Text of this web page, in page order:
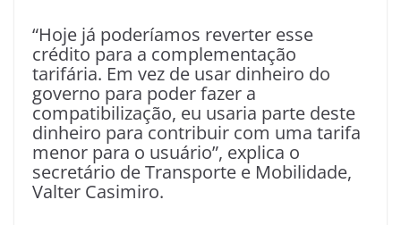
“Hoje já poderíamos reverter esse
crédito para a complementação
tarifária. Em vez de usar dinheiro do
governo para poder fazer a
compatibilização, eu usaria parte deste
dinheiro para contribuir com uma tarifa
menor para o usuário”, explica o
secretário de Transporte e Mobilidade,
Valter Casimiro.